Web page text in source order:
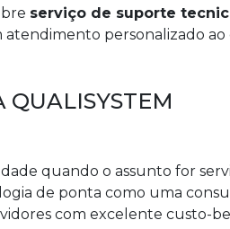
serviço de suporte
atendimento personalizado
QUALISYSTEM
quando o assunto for
de ponta como uma
com excelente custo-